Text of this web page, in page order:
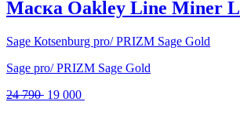
790 .
Маска Oakley Line Miner L
Sаgе Коtsеnburg pro/ PRIZM Sage Gold
Sаgе pro/ PRIZM Sage Gold
24 790 Первоначальная
19 000